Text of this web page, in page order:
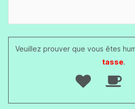
Veuillez prouver que vous êtes
tasse.